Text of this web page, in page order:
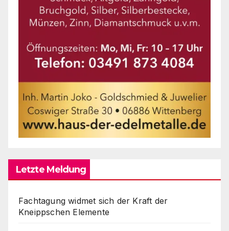
Letzte Meldung
Fachtagung widmet sich der Kraft der
Kneippschen Elemente